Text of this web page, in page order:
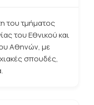
του τμήματος
του Εθνικού και
Αθηνών, με
σπουδές,